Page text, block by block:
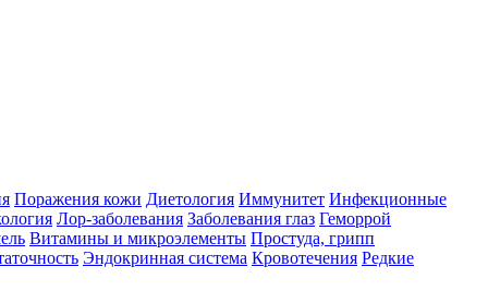
Поражения кожи Диетология Иммунитет Инфекционные
Лор-заболевания Заболевания глаз Геморрой
Витамины и микроэлементы Простуда, грипп
Эндокринная система Кровотечения Редкие